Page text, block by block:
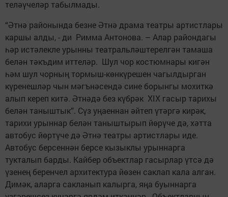
теләүчеләр табылмады.
“Әтнә районында безне Әтнә драма театры артистлары
каршы алды, - ди Римма Антонова. – Алар райондагы
һәр истәлекле урынны театральләштерелгән тамаша
белән тәкъдим иттеләр. Шул чор костюмнары кигән
һәм шул чорның тормыш-көнкүрешен чагылдырган
күренешләр чын мәгънәсендә сине борынгы мохиткә
алып кереп китә. Әтнәдә без күбрәк XIX гасыр тарихы
белән таныштык”. Сүз уңаеннан әйтеп үтәргә кирәк,
тарихи урыннар белән таныштырып йөрүче дә, хәтта
автобус йөртүче дә Әтнә театры артистлары иде.
Автобус берсеннән берсе кызыклы урыннарга
тукталып барды. Кайбер объектлар гасырлар үтсә дә
үзенең беренчел архитектура йөзен саклап кала алган.
Димәк, аларга сакланып калырга, яңа буыннарга